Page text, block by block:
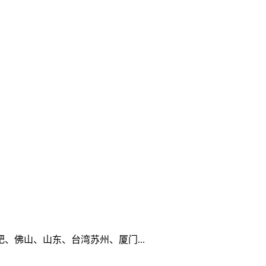
佛山、山东、台湾苏州、厦门...